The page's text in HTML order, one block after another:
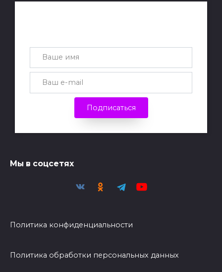
Подписаться
Мы в соцсетях
Политика конфиденциальности
Политика обработки персональных данных